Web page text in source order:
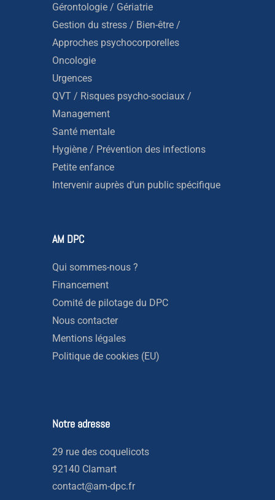
Gérontologie / Gériatrie
Gestion du stress / Bien-être /
Approches psychocorporelles
Oncologie
Urgences
QVT / Risques psycho-sociaux /
Management
Santé mentale
Hygiène / Prévention des infections
Petite enfance
Intervenir auprès d’un public spécifique
AM DPC
Qui sommes-nous ?
Financement
Comité de pilotage du DPC
Nous contacter
Mentions légales
Politique de cookies (EU)
Notre adresse
29 rue des coquelicots
92140 Clamart
contact@am-dpc.fr